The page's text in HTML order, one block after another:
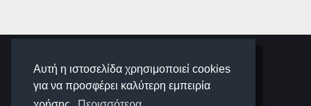
Αυτή η ιστοσελίδα χρησιμοποιεί cookies
για να προσφέρει καλύτερη εμπειρία
SCHOOLIGANS